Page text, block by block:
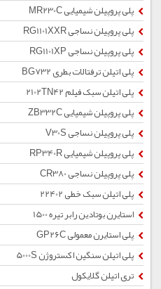
پلی پروپیلن شیمیایی MR230C
پلی پروپیلن نساجی RG1101XXR
پلی پروپیلن نساجی RG1101XP
پلی اتیلن ترفتالات بطری BG732
پلی اتیلن سبک فیلم 2102TN42
پلی پروپیلن شیمیایی ZB332C
پلی پروپیلن نساجی V30S
پلی پروپیلن شیمیایی RP340R
پلی پروپیلن نساجی CR380
پلی اتیلن سبک خطی 22402
استایرن بوتادین رابر تیره 1500
پلی استایرن معمولی GP26C
پلی اتیلن سنگین اکستروژن 5000S
تری اتیلن گلایکول